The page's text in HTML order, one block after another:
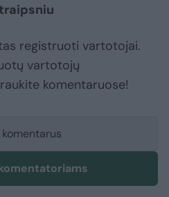
registruoti vartotojai.
vartotojų
komentaruose!